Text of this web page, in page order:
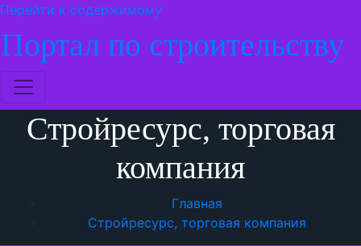
Перейти к содержимому
Портал по строительству
Стройресурс, торговая
компания
Главная
Стройресурс, торговая компания